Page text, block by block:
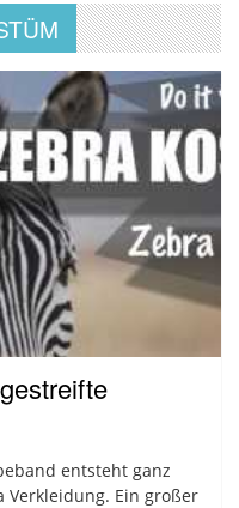
entsteht ganz
Ein großer